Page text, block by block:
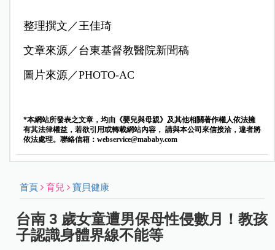
整理撰文／王佳琦
文章來源／ 台東基督教醫院新聞稿
圖片來源／PHOTO-AC
*本網站所發表之文章，均由《嬰兒與母親》及其他相關著作權人依法擁
有其法律權益，若欲引用或轉載網站內容， 請與本公司來信接洽，違者將
依法處理。聯絡信箱： webservice@mababy.com
首頁 育兒 寶貝健康
台南 3 歲女童遭男保母性侵數月！教孩
子認識身體界線不能等